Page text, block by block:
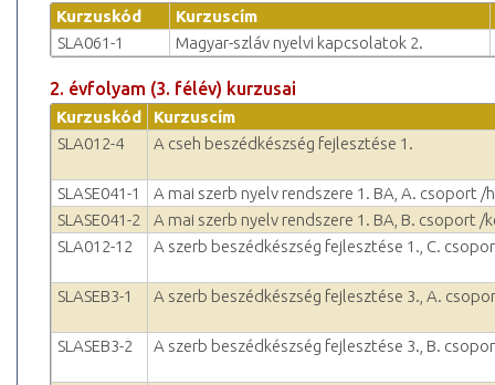
Kurzuskód
Kurzuscím
SLA061-1
Magyar-szláv nyelvi kapcsolatok 2.
2. évfolyam (3. félév) kurzusai
Kurzuskód
Kurzuscím
SLA012-4
A cseh beszédkészség fejlesztése 1.
SLASE041-1
A mai szerb nyelv rendszere 1. BA, A. csoport /
SLASE041-2
A mai szerb nyelv rendszere 1. BA, B. csoport /
SLA012-12
A szerb beszédkészség fejlesztése 1., C.
SLASEB3-1 A szerb beszédkészség fejlesztése 3., A.
SLASEB3-2 A szerb beszédkészség fejlesztése 3., B.